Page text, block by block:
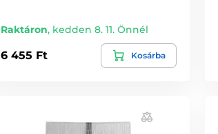
Raktáron, kedden 8. 11. Önnél
6 455 Ft Kosárba